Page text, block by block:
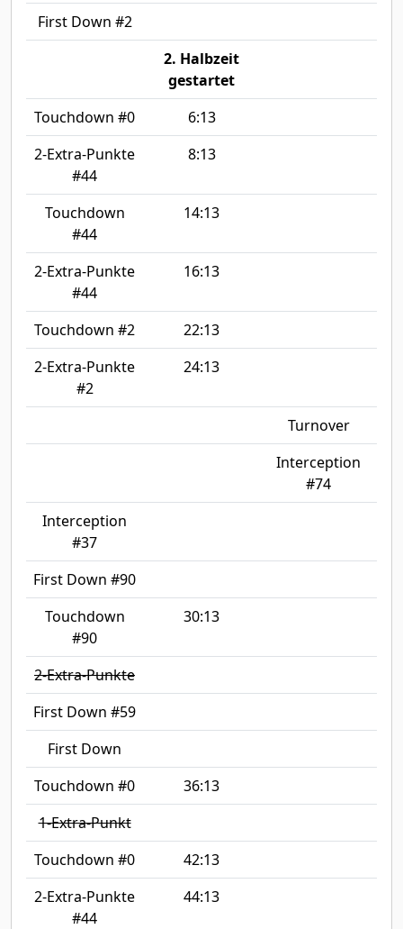
First Down #2
2. Halbzeit
gestartet
Touchdown #0
6:13
2-Extra-Punkte
#44
8:13
Touchdown
#44
14:13
2-Extra-Punkte
#44
16:13
Touchdown #2
22:13
2-Extra-Punkte
#2
24:13
Turnover
Interception
#74
Interception
#37
First Down #90
Touchdown
#90
30:13
2-Extra-Punkte
First Down #59
First Down
Touchdown #0
36:13
1-Extra-Punkt
Touchdown #0
42:13
2-Extra-Punkte
#44
44:13